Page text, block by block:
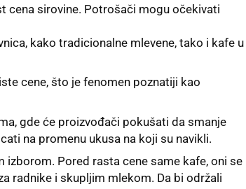
cena sirovine. Potrošači mogu očekivati
kako tradicionalne mlevene, tako i kafe u
cene, što je fenomen poznatiji kao
gde će proizvođači pokušati da smanje
na promenu ukusa na koji su navikli.
Pored rasta cene same kafe, oni se
radnike i skupljim mlekom. Da bi održali